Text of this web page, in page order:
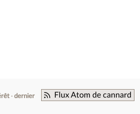
Flux Atom de cannard
dernier